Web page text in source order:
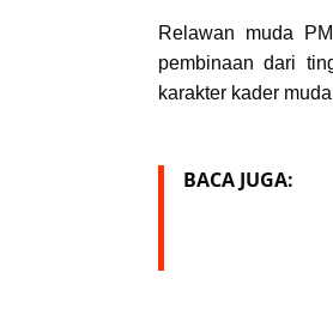
Relawan muda
pembinaan dari
karakter kader
BACA JUGA: